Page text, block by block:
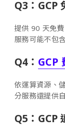
Q3：GCP
提供 90 天免
服務可能不包
Q4： GCP
依運算資源、
分服務還提供
Q5：GCP